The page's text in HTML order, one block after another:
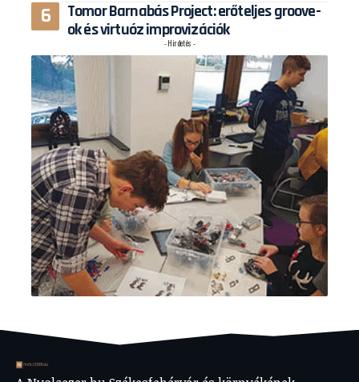
Tomor Barnabás Project: erőteljes groove-
ok és virtuóz improvizációk
- Hirdetés -